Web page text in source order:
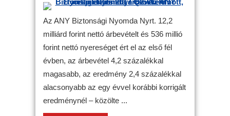
Az ANY Biztonsági Nyomda Nyrt. 12,2
milliárd forint nettó árbevételt és 536 millió
forint nettó nyereséget ért el az első fél
évben, az árbevétel 4,2 százalékkal
magasabb, az eredmény 2,4 százalékkal
alacsonyabb az egy évvel korábbi korrigált
eredménynél – közölte ...